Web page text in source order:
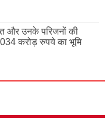
और उनके परिजनों की
करोड़ रुपये का भूमि